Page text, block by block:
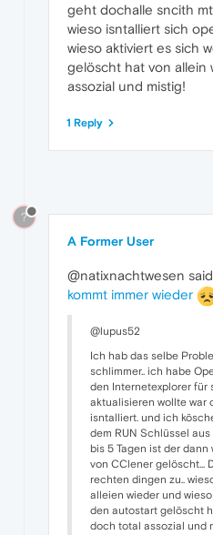
geht dochalle sncith
wieso isntalliert sich
wieso aktiviert es sich
gelöscht hat von allein
assozial und mistig!
1 Reply
?
A Former User
@natixnachtwesen
kommt immer wieder
@lupus52
Ich hab das selbe
schlimmer.. ich habe
den Internetexplorer für
aktualisieren wollte war
isntalliert. und ich
dem RUN Schlüssel
bis 5 Tagen ist der
von CClener gelöscht...
rechten dingen zu..
alleien wieder und
den autostart gelöscht
doch total assozial und